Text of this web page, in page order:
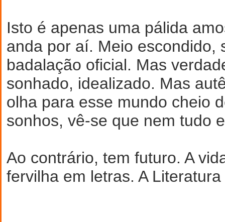
Isto é apenas uma pálida
anda por aí. Meio escondido,
badalação oficial. Mas
sonhado, idealizado. Mas
olha para esse mundo cheio
sonhos, vê-se que nem tudo
Ao contrário, tem futuro. A
fervilha em letras. A